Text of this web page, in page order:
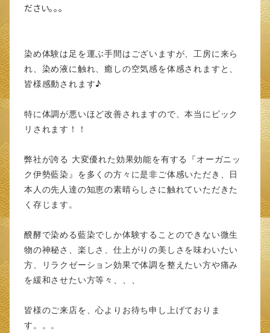
ださい。。。
染め体験は足を運ぶ手間はございますが、工房に来ら
れ、染め液に触れ、癒しの空気感を体感されますと、
皆様感動されます♪
特に体調が悪いほど改善されますので、本当にビック
リされます！！
弊社が誇る 大変優れた効果効能を有する『オーガニッ
ク伊勢藍染』を多くの方々に是非ご体感いただき、日
本人の先人達の知恵の素晴らしさに触れていただきた
く存じます。
醗酵で染める藍染でしか体験することのできない微生
物の神秘さ、楽しさ、仕上がりの美しさを味わいたい
方、リラクゼーション効果で体調を整えたい方や痛み
を緩和させたい方等々、、、
皆様のご来店を、心よりお待ち申し上げておりま
す。。。